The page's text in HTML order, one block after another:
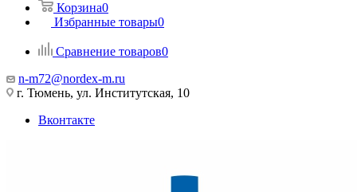
Корзина0
Избранные товары0
Сравнение товаров0
n-m72@nordex-m.ru
г. Тюмень, ул. Институтская, 10
Вконтакте